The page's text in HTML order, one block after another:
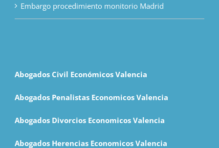
Embargo procedimiento monitorio Madrid
Abogados Civil Económicos Valencia
Abogados Penalistas Economicos Valencia
Abogados Divorcios Economicos Valencia
Abogados Herencias Economicos Valencia